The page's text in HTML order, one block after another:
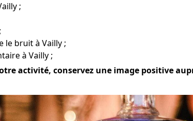
;
le bruit à Vailly ;
à Vailly ;
activité, conservez une image positive